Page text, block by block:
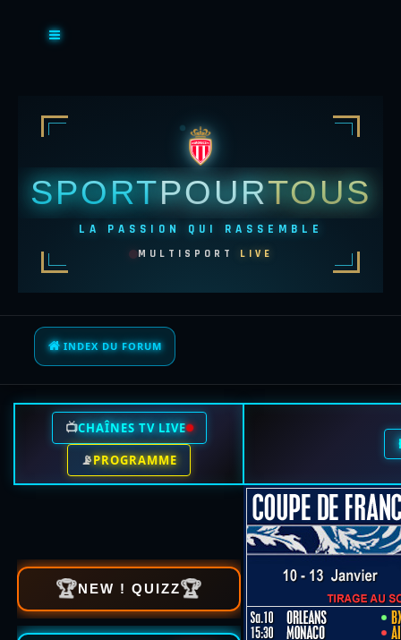
SPORTPOURTOUS
LA PASSION QUI RASSEMBLE
MULTISPORT LIVE
INDEX DU FORUM
📺CHAÎNES TV LIVE
📡PROGRAMME
🏆NEW ! QUIZZ🏆